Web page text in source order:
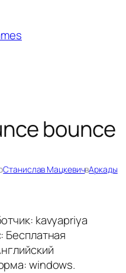
bounce
Станислав МацкевичвАркады
kavyapriya
Бесплатная
windows.